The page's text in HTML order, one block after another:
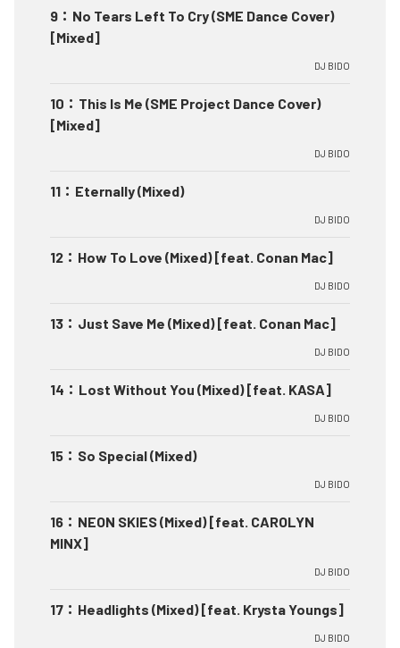
9 ： No Tears Left To Cry (SME Dance Cover)
[Mixed]
DJ BIDO
10 ： This Is Me (SME Project Dance Cover)
[Mixed]
DJ BIDO
11 ： Eternally (Mixed)
DJ BIDO
12 ： How To Love (Mixed) [feat. Conan Mac]
DJ BIDO
13 ： Just Save Me (Mixed) [feat. Conan Mac]
DJ BIDO
14 ： Lost Without You (Mixed) [feat. KASA]
DJ BIDO
15 ： So Special (Mixed)
DJ BIDO
16 ： NEON SKIES (Mixed) [feat. CAROLYN
MINX]
DJ BIDO
17 ： Headlights (Mixed) [feat. Krysta Youngs]
DJ BIDO